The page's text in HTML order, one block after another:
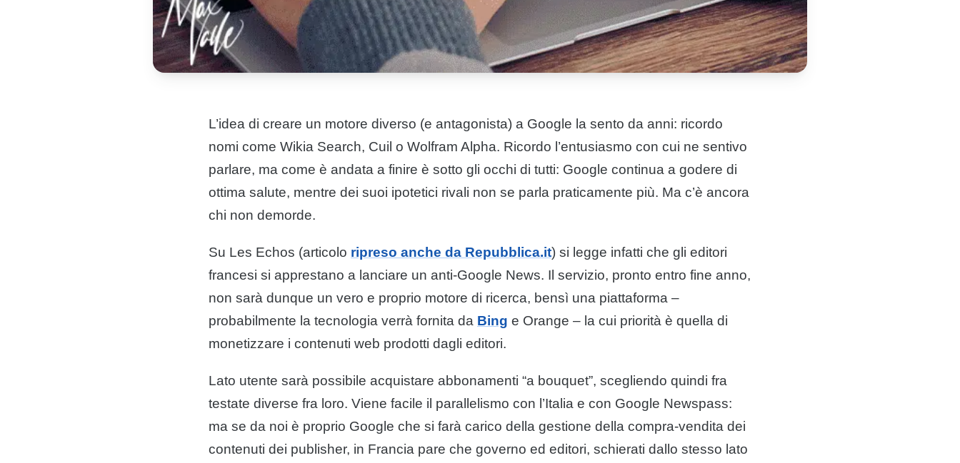
L’idea di creare un motore diverso (e antagonista) a Google la sento da anni: ricordo
nomi come Wikia Search, Cuil o Wolfram Alpha. Ricordo l’entusiasmo con cui ne sentivo
parlare, ma come è andata a finire è sotto gli occhi di tutti: Google continua a godere di
ottima salute, mentre dei suoi ipotetici rivali non se parla praticamente più. Ma c’è ancora
chi non demorde.
Su Les Echos (articolo ripreso anche da Repubblica.it) si legge infatti che gli editori
francesi si apprestano a lanciare un anti-Google News. Il servizio, pronto entro fine anno,
non sarà dunque un vero e proprio motore di ricerca, bensì una piattaforma –
probabilmente la tecnologia verrà fornita da Bing e Orange – la cui priorità è quella di
monetizzare i contenuti web prodotti dagli editori.
Lato utente sarà possibile acquistare abbonamenti “a bouquet”, scegliendo quindi fra
testate diverse fra loro. Viene facile il parallelismo con l’Italia e con Google Newspass:
ma se da noi è proprio Google che si farà carico della gestione della compra-vendita dei
contenuti dei publisher, in Francia pare che governo ed editori, schierati dallo stesso lato